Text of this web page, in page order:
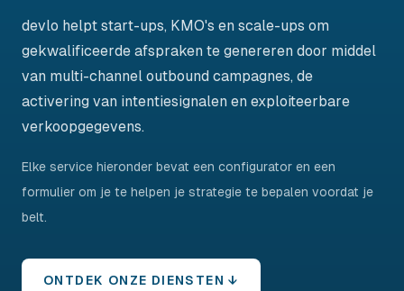
devlo helpt start-ups, KMO's en scale-ups om
gekwalificeerde afspraken te genereren door middel
van multi-channel outbound campagnes, de
activering van intentiesignalen en exploiteerbare
verkoopgegevens.
Elke service hieronder bevat een configurator en een
formulier om je te helpen je strategie te bepalen voordat je
belt.
ONTDEK ONZE DIENSTEN ↓